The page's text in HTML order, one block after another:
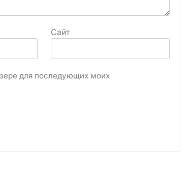
Сайт
для последующих моих